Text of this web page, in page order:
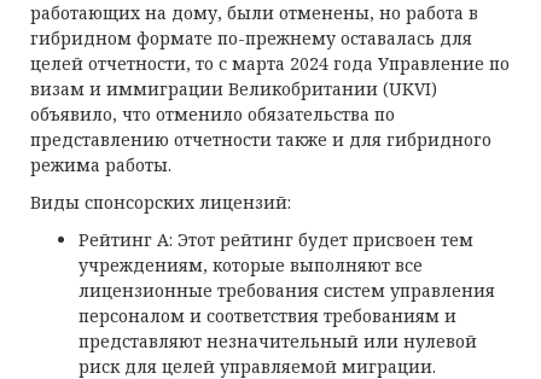
работающих на дому, были отменены, но работа в
гибридном формате по-прежнему оставалась для
целей отчетности, то с марта 2024 года Управление по
визам и иммиграции Великобритании (UKVI)
объявило, что отменило обязательства по
представлению отчетности также и для гибридного
режима работы.
Виды спонсорских лицензий:
Рейтинг А: Этот рейтинг будет присвоен тем
учреждениям, которые выполняют все
лицензионные требования систем управления
персоналом и соответствия требованиям и
представляют незначительный или нулевой
риск для целей управляемой миграции.